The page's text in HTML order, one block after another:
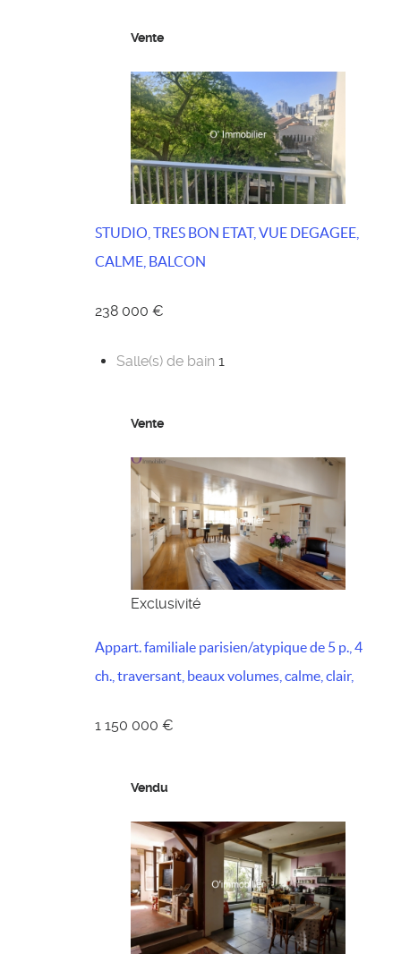
Vente
STUDIO, TRES BON ETAT, VUE DEGAGEE,
CALME, BALCON
238 000 €
Salle(s) de bain 1
Vente
Exclusivité
Appart. familiale parisien/atypique de 5 p., 4
ch., traversant, beaux volumes, calme, clair,
1 150 000 €
Vendu